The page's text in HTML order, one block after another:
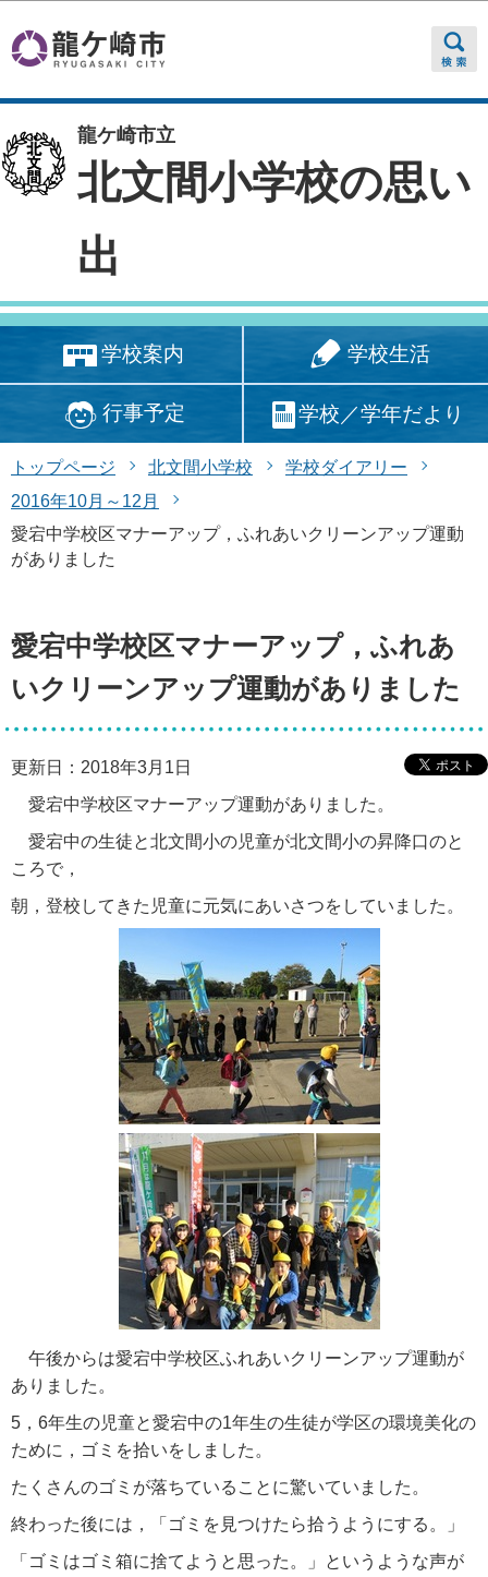
龍ケ崎市立
北文間小学校の思い
出
学校案内 学校生活
行事予定 学校／学年だより
トップページ 北文間小学校
学校ダイアリー
2016年10月～12月
愛宕中学校区マナーアップ，ふれあいクリーンアップ運動
がありました
愛宕中学校区マナーアップ，ふれあ
いクリーンアップ運動がありました
更新日：2018年3月1日
愛宕中学校区マナーアップ運動がありました。
愛宕中の生徒と北文間小の児童が北文間小の昇降口のと
ころで，
朝，登校してきた児童に元気にあいさつをしていました。
午後からは愛宕中学校区ふれあいクリーンアップ運動が
ありました。
5，6年生の児童と愛宕中の1年生の生徒が学区の環境美化の
ために，ゴミを拾いをしました。
たくさんのゴミが落ちていることに驚いていました。
終わった後には，「ゴミを見つけたら拾うようにする。」
「ゴミはゴミ箱に捨てようと思った。」というような声が